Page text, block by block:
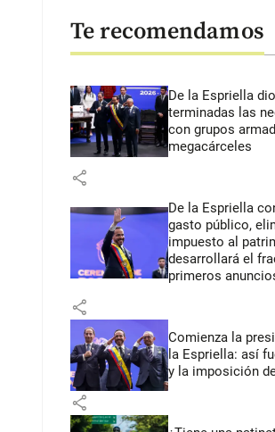
Te recomendamos
De la Espriella
terminadas las
con grupos
megacárceles
share
De la Espriella
gasto público,
impuesto al
desarrollará el
primeros
share
Comienza la
la Espriella: así
y la imposición
share